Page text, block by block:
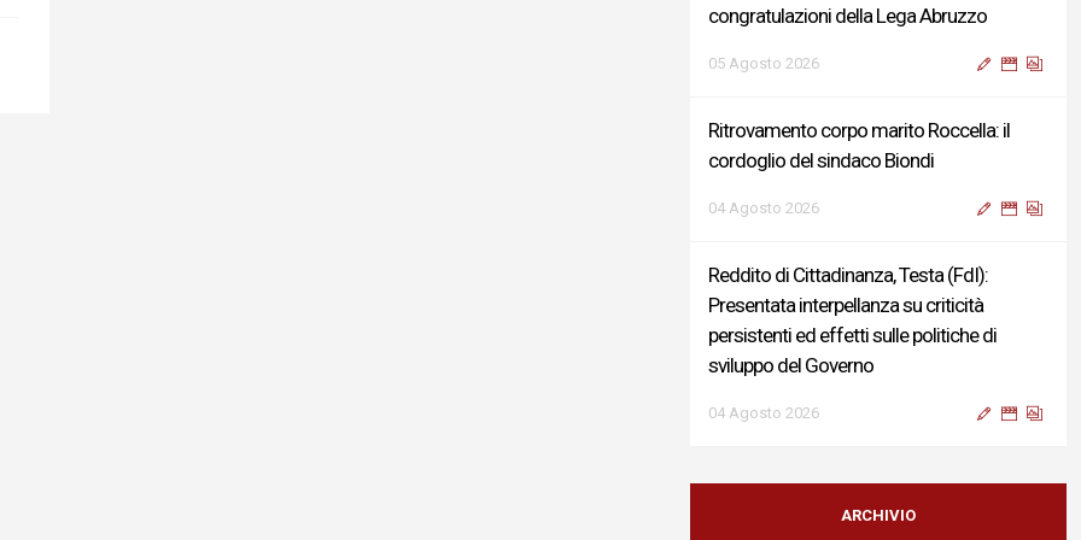
congratulazioni della Lega Abruzzo
05 Agosto 2026
Ritrovamento corpo marito Roccella: il
cordoglio del sindaco Biondi
04 Agosto 2026
Reddito di Cittadinanza, Testa (FdI):
Presentata interpellanza su criticità
persistenti ed effetti sulle politiche di
sviluppo del Governo
04 Agosto 2026
Sigismondi, Liris e Testa: “Profondo
cordoglio e vicinanza al Ministro Roccella e
ARCHIVIO